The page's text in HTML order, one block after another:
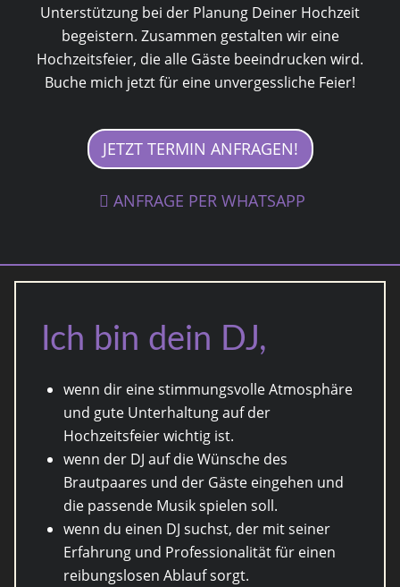
Unterstützung bei der Planung Deiner Hochzeit
begeistern. Zusammen gestalten wir eine
Hochzeitsfeier, die alle Gäste beeindrucken wird.
Buche mich jetzt für eine unvergessliche Feier!
JETZT TERMIN ANFRAGEN!
ANFRAGE PER WHATSAPP
Ich bin dein DJ,
wenn dir eine stimmungsvolle Atmosphäre
und gute Unterhaltung auf der
Hochzeitsfeier wichtig ist.
wenn der DJ auf die Wünsche des
Brautpaares und der Gäste eingehen und
die passende Musik spielen soll.
wenn du einen DJ suchst, der mit seiner
Erfahrung und Professionalität für einen
reibungslosen Ablauf sorgt.